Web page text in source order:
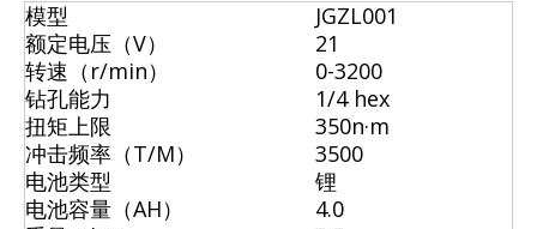
模型
JGZL001
额定电压（V）
21
转速（r/min）
0-3200
钻孔能力
1/4 hex
扭矩上限
350n·m
冲击频率（T/M）
3500
电池类型
锂
电池容量（AH）
4.0